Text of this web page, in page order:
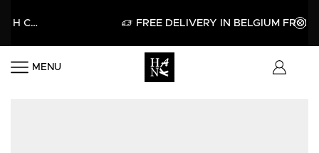
APPLY FREE DELIVERY IN BELGIUM FROM 60€
MENU